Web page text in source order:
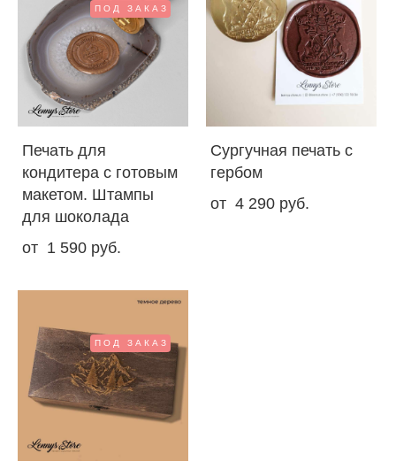
ПОД ЗАКАЗ
Печать для
кoндитера с готовым
макетом. Штампы
для шоколада
от 1 590 pуб.
Сургучная печать с
гербом
от 4 290 pуб.
ПОД ЗАКАЗ